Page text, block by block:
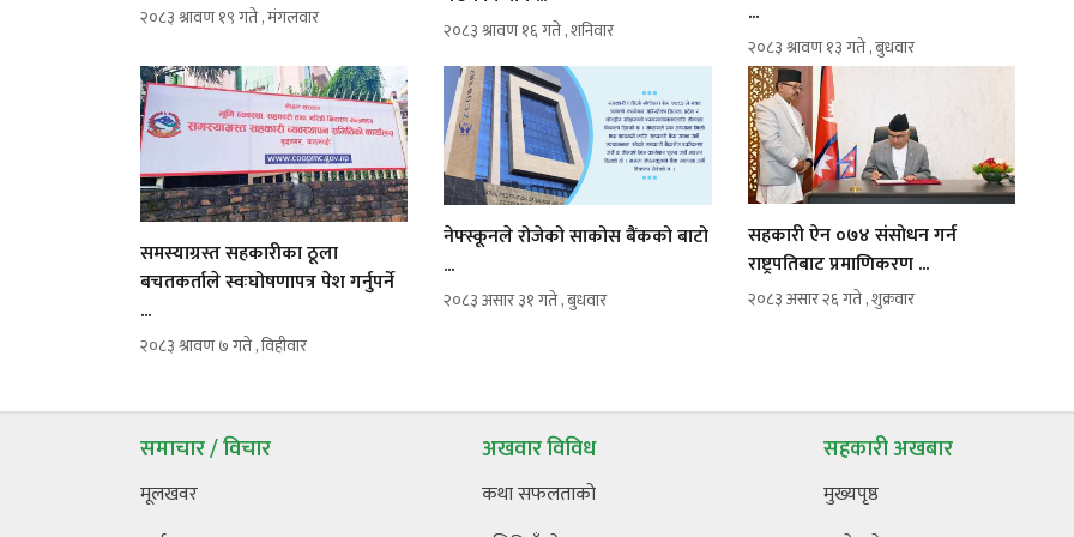
२०८३ श्रावण १९ गते , मंगलवार २०८३ श्रावण १६ गते , शनिवार
...
२०८३ श्रावण १३ गते , बुधवार
समस्याग्रस्त सहकारीका ठूला
बचतकर्ताले स्वःघोषणापत्र पेश गर्नुपर्ने
...
२०८३ श्रावण ७ गते , विहीवार
नेफ्स्कूनले रोजेको साकोस बैंकको बाटो
...
२०८३ असार ३१ गते , बुधवार
सहकारी ऐन ०७४ संसोधन गर्न
राष्ट्रपतिबाट प्रमाणिकरण ...
२०८३ असार २६ गते , शुक्रवार
समाचार / विचार
मूलखवर
अखवार विविध
कथा सफलताको
सहकारी अखबार
मुख्यपृष्ठ